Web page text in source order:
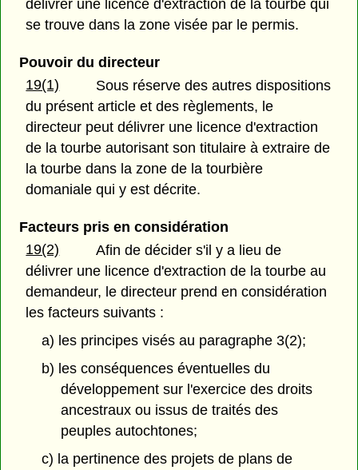
délivrer une licence d'extraction de la tourbe qui
se trouve dans la zone visée par le permis.
Pouvoir du directeur
19(1)
Sous réserve des autres dispositions
du présent article et des règlements, le
directeur peut délivrer une licence d'extraction
de la tourbe autorisant son titulaire à extraire de
la tourbe dans la zone de la tourbière
domaniale qui y est décrite.
Facteurs pris en considération
19(2)
Afin de décider s'il y a lieu de
délivrer une licence d'extraction de la tourbe au
demandeur, le directeur prend en considération
les facteurs suivants :
a) les principes visés au paragraphe 3(2);
b) les conséquences éventuelles du
développement sur l'exercice des droits
ancestraux ou issus de traités des
peuples autochtones;
c) la pertinence des projets de plans de